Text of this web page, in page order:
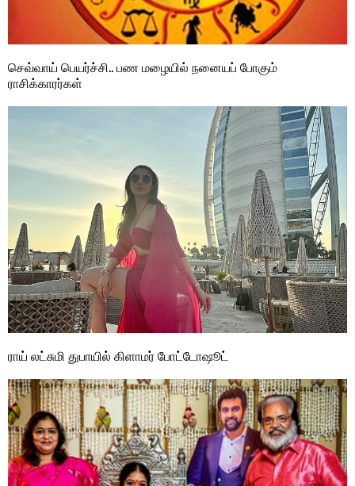
செவ்வாய் பெயர்ச்சி.. பண மழையில் நனையப் போகும்
ராசிக்காரர்கள்
ராய் லட்சுமி துபாயில் கிளாமர் போட்டோஷூட்